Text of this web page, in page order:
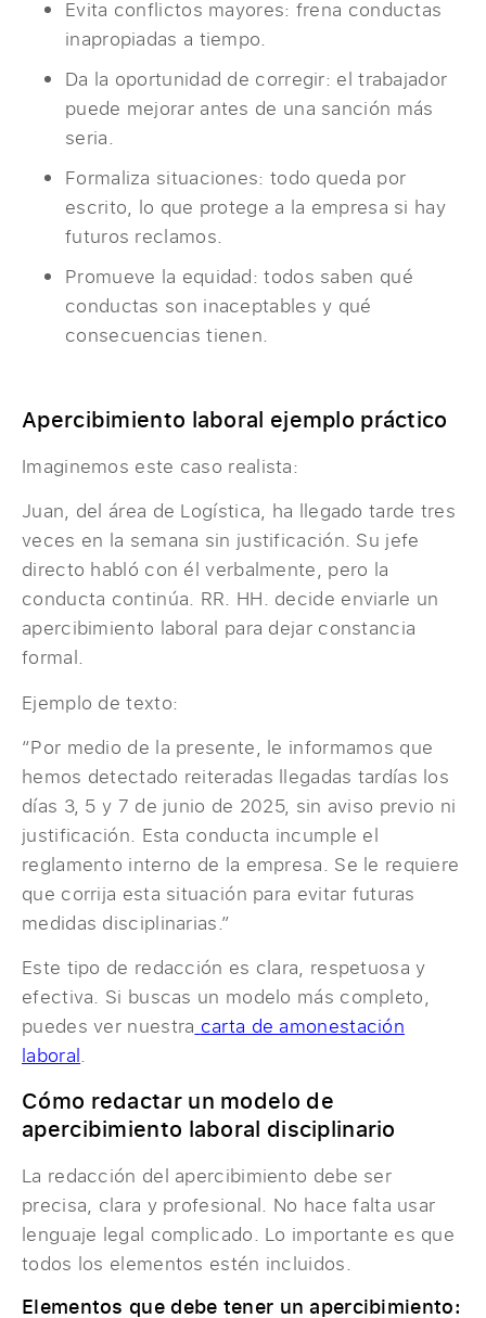
Evita conflictos mayores: frena conductas
inapropiadas a tiempo.
Da la oportunidad de corregir: el trabajador
puede mejorar antes de una sanción más
seria.
Formaliza situaciones: todo queda por
escrito, lo que protege a la empresa si hay
futuros reclamos.
Promueve la equidad: todos saben qué
conductas son inaceptables y qué
consecuencias tienen.
Apercibimiento laboral ejemplo práctico
Imaginemos este caso realista:
Juan, del área de Logística, ha llegado tarde tres
veces en la semana sin justificación. Su jefe
directo habló con él verbalmente, pero la
conducta continúa. RR. HH. decide enviarle un
apercibimiento laboral para dejar constancia
formal.
Ejemplo de texto:
“Por medio de la presente, le informamos que
hemos detectado reiteradas llegadas tardías los
días 3, 5 y 7 de junio de 2025, sin aviso previo ni
justificación. Esta conducta incumple el
reglamento interno de la empresa. Se le requiere
que corrija esta situación para evitar futuras
medidas disciplinarias.”
Este tipo de redacción es clara, respetuosa y
efectiva. Si buscas un modelo más completo,
puedes ver nuestra carta de amonestación
laboral.
Cómo redactar un modelo de
apercibimiento laboral disciplinario
La redacción del apercibimiento debe ser
precisa, clara y profesional. No hace falta usar
lenguaje legal complicado. Lo importante es que
todos los elementos estén incluidos.
Elementos que debe tener un apercibimiento: